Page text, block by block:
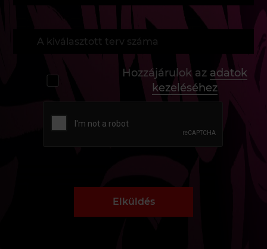
Hozzájárulok az adatok
kezeléséhez
Elküldés